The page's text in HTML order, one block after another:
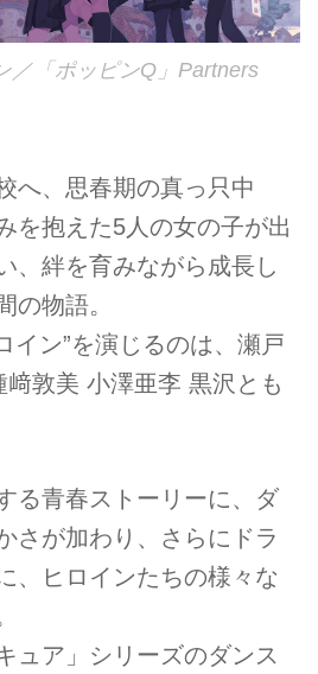
／「ポッピンQ」Partners
へ、思春期の真っ只中
を抱えた5人の女の子が出
、絆を育みながら成長し
の物語。
イン”を演じるのは、瀬戸
敦美 小澤亜李 黒沢とも
る青春ストーリーに、ダ
さが加わり、さらにドラ
、ヒロインたちの様々な
ュア」シリーズのダンス